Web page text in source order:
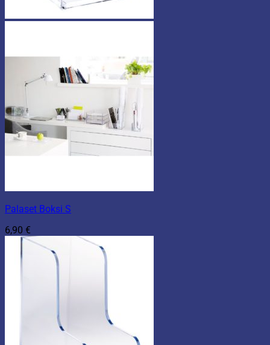
Palaset Boksi S
6,90 €